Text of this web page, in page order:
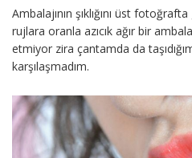
Ambalajının şıklığını üst
rujlara oranla azıcık ağır bir
etmiyor zira çantamda da
karşılaşmadım.